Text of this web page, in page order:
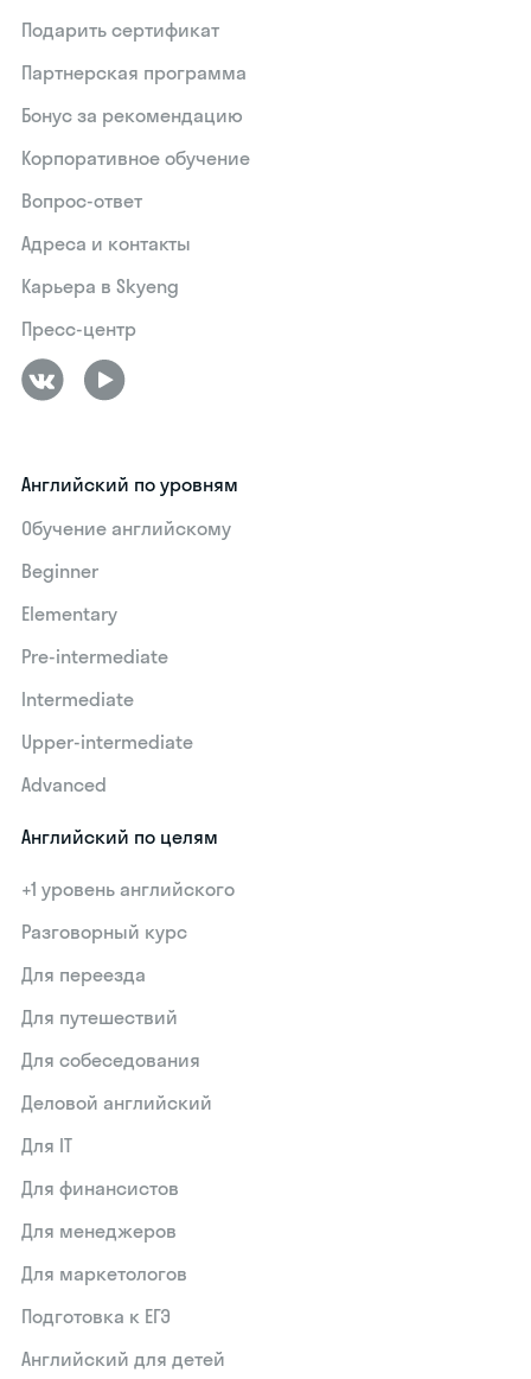
Подарить сертификат
Партнерская программа
Бонус за рекомендацию
Корпоративное обучение
Вопрос-ответ
Адреса и контакты
Карьера в Skyeng
Пресс-центр
Английский по уровням
Обучение английскому
Beginner
Elementary
Pre-intermediate
Intermediate
Upper-intermediate
Advanced
Английский по целям
+1 уровень английского
Разговорный курс
Для переезда
Для путешествий
Для собеседования
Деловой английский
Для IT
Для финансистов
Для менеджеров
Для маркетологов
Подготовка к ЕГЭ
Английский для детей